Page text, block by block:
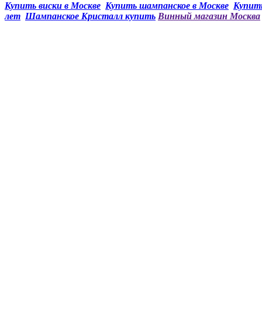
Купить виски в Москве Купить шампанское в Москве
лет Шампанское Кристалл купить Винный магазин Москва